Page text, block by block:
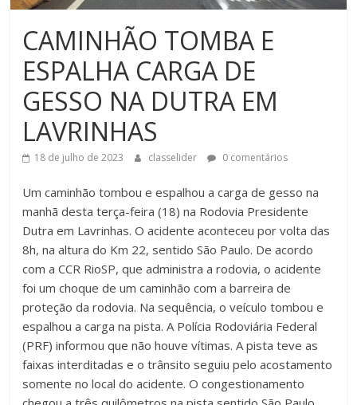
CAMINHÃO TOMBA E
ESPALHA CARGA DE
GESSO NA DUTRA EM
LAVRINHAS
18 de julho de 2023 classelider 0 comentários
Um caminhão tombou e espalhou a carga de gesso na
manhã desta terça-feira (18) na Rodovia Presidente
Dutra em Lavrinhas. O acidente aconteceu por volta das
8h, na altura do Km 22, sentido São Paulo. De acordo
com a CCR RioSP, que administra a rodovia, o acidente
foi um choque de um caminhão com a barreira de
proteção da rodovia. Na sequência, o veículo tombou e
espalhou a carga na pista. A Polícia Rodoviária Federal
(PRF) informou que não houve vítimas. A pista teve as
faixas interditadas e o trânsito seguiu pelo acostamento
somente no local do acidente. O congestionamento